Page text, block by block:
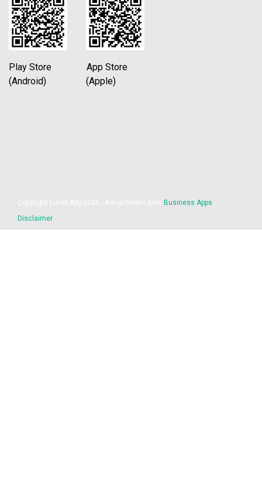
Play Store App Store
(Android) (Apple)
Business Apps
Disclaimer